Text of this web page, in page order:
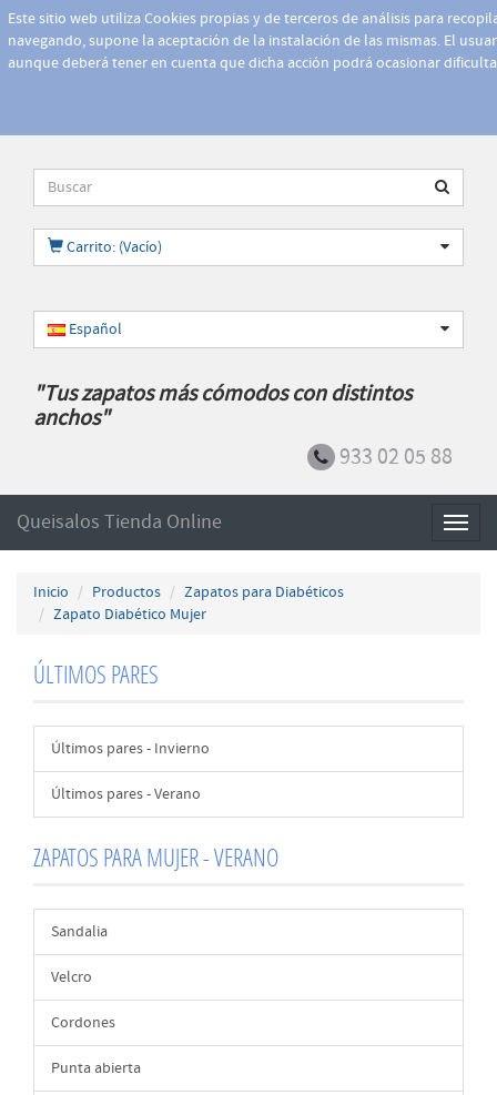
Este sitio web utiliza Cookies propias y de terceros de análisis para
navegando, supone la aceptación de la instalación de las mismas. El
aunque deberá tener en cuenta que dicha acción podrá ocasionar
Carrito: (Vacío)
Español
"Tus zapatos más cómodos con distintos
anchos"
933 02 05 88
Queisalos Tienda Online
Inicio Productos
Zapatos para Diabéticos
Zapato Diabético Mujer
ÚLTIMOS PARES
Últimos pares - Invierno
Últimos pares - Verano
ZAPATOS PARA MUJER - VERANO
Sandalia
Velcro
Cordones
Punta abierta